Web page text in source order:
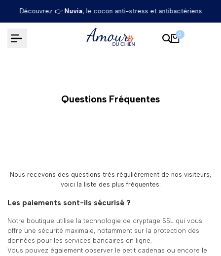
Passer
Découvrez 👉 Nuvia, le cocon anti-stress et antibactériens
0
Questions Fréquentes
Nous recevons des questions très régulièrement de nos visiteurs,
voici la liste des plus fréquentes:
Les paiements sont-ils sécurisé ?
Notre boutique utilise la technologie de cryptage SSL qui vous
offre une sécurité maximale, notamment sur la protection des
données pour les services bancaires en ligne.
Vous pouvez également observer le petit cadenas ou encore le